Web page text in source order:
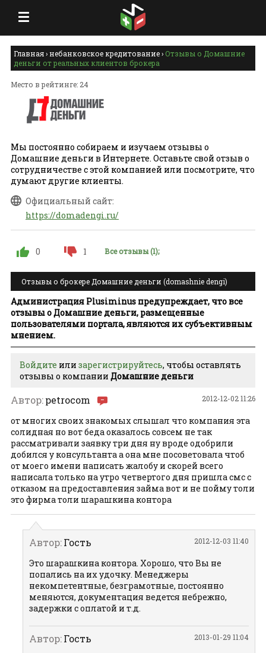
Главная›небанковское кредитование› Отзывы о Домашние
деньги от реальных клиентов брокера
Место в рейтинге: 24
Мы постоянно собираем и изучаем отзывы о
Домашние деньги в Интернете. Оставьте свой отзыв о
сотрудничестве с этой компанией или посмотрите, что
думают другие клиенты.
Официальный сайт:
https://domadengi.ru/
0 1 Все отзывы (1);
Отзывы о брокере Домашние деньги (domashnie dengi)
Администрация Plusiminus предупреждает, что все
отзывы о Домашние деньги, размещенные
пользователями портала, являются их субъективным
мнением.
Войдите или зарегистрируйтесь, чтобы оставлять
отзывы о компании Домашние деньги
2012-12-02 11:26
Автор:petrocom
от многих своих знакомых слышал что компания эта
солидная но вот беда оказалось совсем не так
рассматривали заявку три дня ну вроде одобрили
добился у консультанта а она мне посоветовала чтоб
от моего имени написать жалобу и скорей всего
написала только на утро четвертого дня пришла смс с
отказом на предоставления займа вот и не пойму толи
это фирма толи шарашкина контора
2012-12-03 11:40
Автор:Гость
Это шарашкина контора. Хорошо, что Вы не
попались на их удочку. Менеджеры
некомпетентные, безграмотные, постоянно
меняются, документация ведется небрежно,
задержки с оплатой и т.д.
2013-01-29 11:04
Автор:Гость